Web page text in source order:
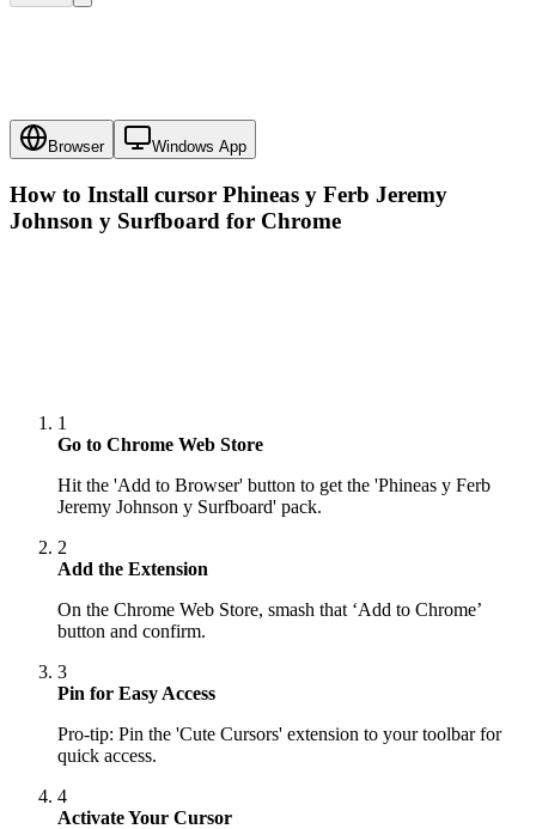
Browser Windows App
How to Install cursor Phineas y Ferb Jeremy
Johnson y Surfboard for Chrome
1
Go to Chrome Web Store
Hit the 'Add to Browser' button to get the 'Phineas y Ferb
Jeremy Johnson y Surfboard' pack.
2
Add the Extension
On the Chrome Web Store, smash that ‘Add to Chrome’
button and confirm.
3
Pin for Easy Access
Pro-tip: Pin the 'Cute Cursors' extension to your toolbar for
quick access.
4
Activate Your Cursor